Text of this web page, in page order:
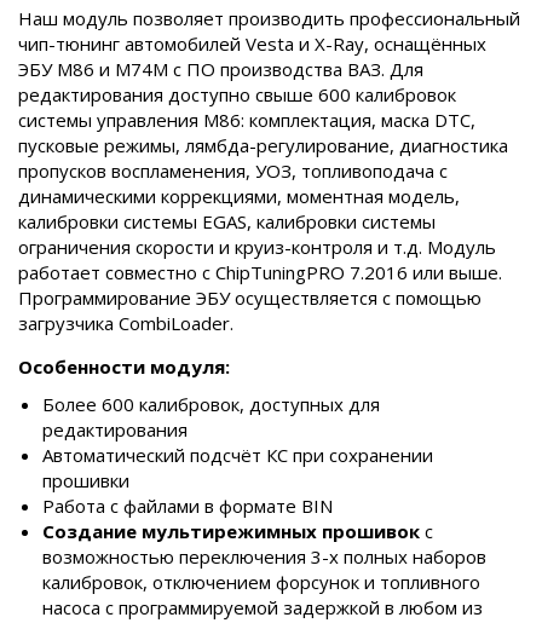
Наш модуль позволяет производить профессиональный
чип-тюнинг автомобилей Vesta и X-Ray, оснащённых
ЭБУ M86 и M74M с ПО производства ВАЗ. Для
редактирования доступно свыше 600 калибровок
системы управления M86: комплектация, маска DTC,
пусковые режимы, лямбда-регулирование, диагностика
пропусков воспламенения, УОЗ, топливоподача с
динамическими коррекциями, моментная модель,
калибровки системы EGAS, калибровки системы
ограничения скорости и круиз-контроля и т.д. Модуль
работает совместно с ChipTuningPRO 7.2016 или выше.
Программирование ЭБУ осуществляется с помощью
загрузчика CombiLoader.
Особенности модуля:
Более 600 калибровок, доступных для
редактирования
Автоматический подсчёт КС при сохранении
прошивки
Работа с файлами в формате BIN
Создание мультирежимных прошивок с
возможностью переключения 3-х полных наборов
калибровок, отключением форсунок и топливного
насоса с программируемой задержкой в любом из